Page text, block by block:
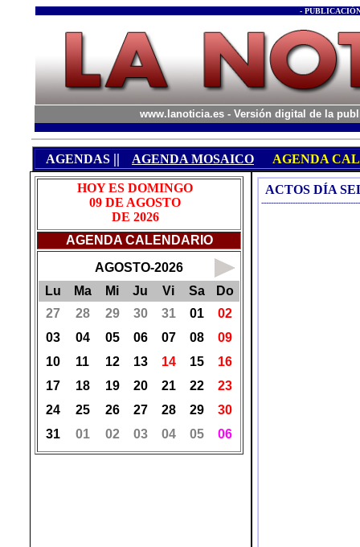
-
www.lanoticia.es - Versión digital de la
AGENDAS || AGENDA MOSAICO AGENDA
ACTOS DÍA